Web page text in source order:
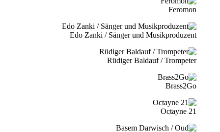
Feromon
Edo Zanki / Sänger und Musikproduzent
Rüdiger Baldauf / Trompeter
Brass2Go
21 Octayne